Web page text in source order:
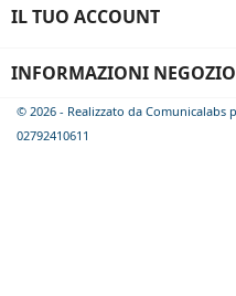
IL TUO ACCOUNT
INFORMAZIONI NEGOZIO
© 2026 - Realizzato da Comunicalabs
02792410611